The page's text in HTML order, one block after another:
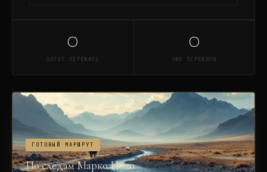
0
ХОТЯТ ПЕРЕЖИТЬ
0
УЖЕ ПЕРЕЖИЛИ
ГОТОВЫЙ МАРШРУТ
По следам Марко Поло